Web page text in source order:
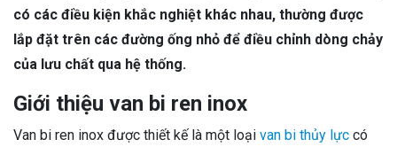
có các điều kiện khắc nghiệt khác nhau, thường được
lắp đặt trên các đường ống nhỏ để điều chỉnh dòng chảy
của lưu chất qua hệ thống.
Giới thiệu van bi ren inox
Van bi ren inox được thiết kế là một loại van bi thủy lực có